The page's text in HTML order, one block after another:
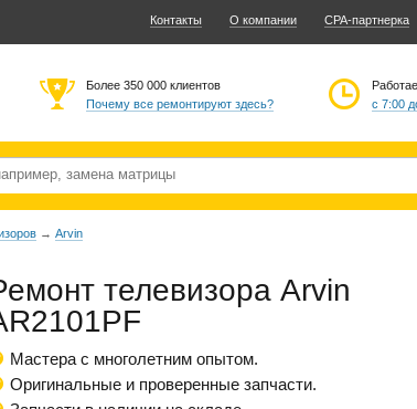
Контакты О компании CPA-партнерка
с 7:00
Более 350 000 клиентов
Почему все ремонтируют здесь?
→ Arvin
телевизора Arvin
Мастера с многолетним опытом.
Оригинальные и проверенные запчасти.